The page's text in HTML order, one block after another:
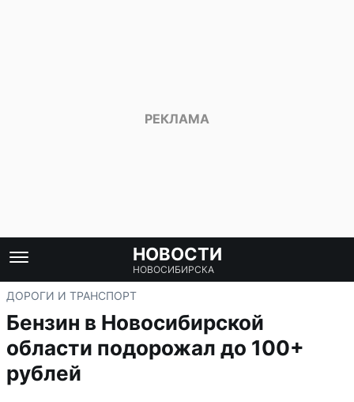
НОВОСТИ
НОВОСИБИРСКА
ДОРОГИ И ТРАНСПОРТ
Бензин в Новосибирской
области подорожал до 100+
рублей